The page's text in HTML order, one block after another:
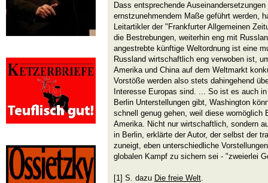
Dass entsprechende
ernstzunehmendem Maße geführt werden,
Leitartikler der "Frankfurter Allgemeinen
die Bestrebungen, weiterhin eng mit
angestrebte künftige Weltordnung ist eine
Russland wirtschaftlich eng verwoben ist,
Amerika und China auf dem Weltmarkt
Vorstöße werden also stets dahingehend
Interesse Europas sind. ... So ist es auch
Berlin Unterstellungen gibt, Washington
schnell genug gehen, weil diese womöglich
Amerika. Nicht nur wirtschaftlich, sondern
in Berlin, erklärte der Autor, der selbst der
zuneigt, eben unterschiedliche
globalen Kampf zu sichern sei - "zweierlei
[1] S. dazu Die freie Welt.